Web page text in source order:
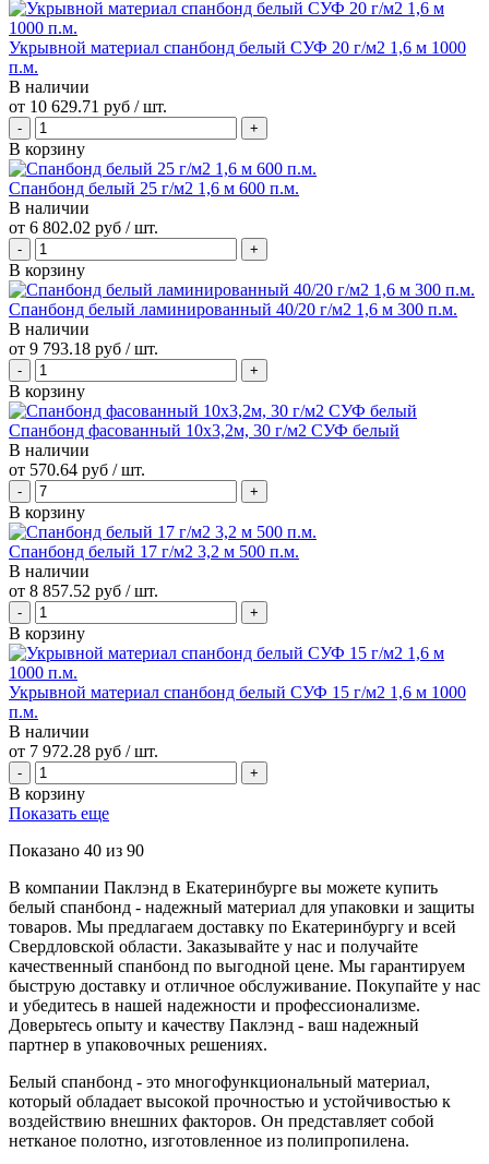
Укрывной материал спанбонд белый СУФ 20 г/м2 1,6 м 1000
п.м.
В наличии
от 10 629.71 руб / шт.
В корзину
Спанбонд белый 25 г/м2 1,6 м 600 п.м.
В наличии
от 6 802.02 руб / шт.
В корзину
Спанбонд белый ламинированный 40/20 г/м2 1,6 м 300 п.м.
В наличии
от 9 793.18 руб / шт.
В корзину
Спанбонд фасованный 10х3,2м, 30 г/м2 СУФ белый
В наличии
от 570.64 руб / шт.
В корзину
Спанбонд белый 17 г/м2 3,2 м 500 п.м.
В наличии
от 8 857.52 руб / шт.
В корзину
Укрывной материал спанбонд белый СУФ 15 г/м2 1,6 м 1000
п.м.
В наличии
от 7 972.28 руб / шт.
В корзину
Показать еще
Показано 40 из 90
В компании Паклэнд в Екатеринбурге вы можете купить
белый спанбонд - надежный материал для упаковки и защиты
товаров. Мы предлагаем доставку по Екатеринбургу и всей
Свердловской области. Заказывайте у нас и получайте
качественный спанбонд по выгодной цене. Мы гарантируем
быструю доставку и отличное обслуживание. Покупайте у нас
и убедитесь в нашей надежности и профессионализме.
Доверьтесь опыту и качеству Паклэнд - ваш надежный
партнер в упаковочных решениях.
Белый спанбонд - это многофункциональный материал,
который обладает высокой прочностью и устойчивостью к
воздействию внешних факторов. Он представляет собой
нетканое полотно, изготовленное из полипропилена.